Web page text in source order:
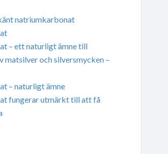
natriumkarbonat
– ett naturligt ämne till
matsilver och silversmycken –
– naturligt ämne
fungerar utmärkt till att få